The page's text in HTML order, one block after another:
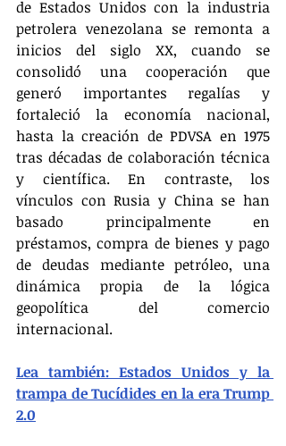
de Estados Unidos con la industria
petrolera venezolana se remonta a
inicios del siglo XX, cuando se
consolidó una cooperación que
generó importantes regalías y
fortaleció la economía nacional,
hasta la creación de PDVSA en 1975
tras décadas de colaboración técnica
y científica. En contraste, los
vínculos con Rusia y China se han
basado principalmente en
préstamos, compra de bienes y pago
de deudas mediante petróleo, una
dinámica propia de la lógica
geopolítica del comercio
internacional.
Lea también: Estados Unidos y la
trampa de Tucídides en la era Trump
2.0